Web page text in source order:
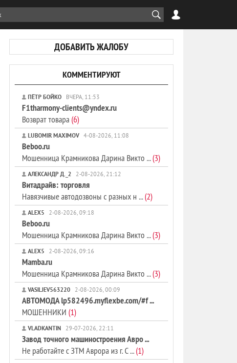
ДОБАВИТЬ ЖАЛОБУ
КОММЕНТИРУЮТ
ПЁТР БОЙКО ВЧЕРА, 11:53
F1tharmony-clients@yndex.ru
Возврат товара(6)
LUBOMIR MAXIMOV 4-08-2026, 11:08
Beboo.ru
Мошенница Крамникова Дарина Викто ...(3)
АЛЕКСАНДР Д._2 2-08-2026, 21:12
Витадрайв: торговля
Навязчивые автодозвоны с разных н ...(2)
ALEX5 2-08-2026, 09:18
Beboo.ru
Мошенница Крамникова Дарина Викто ...(3)
ALEX5 2-08-2026, 09:16
Mamba.ru
Мошенница Крамникова Дарина Викто ...(3)
VASILJEV563220 2-08-2026, 00:09
АВТОМОДА lp582496.myflexbe.com/#f ...
МОШЕННИКИ (1)
VLADKANTIN 29-07-2026, 22:11
Завод точного машиностроения Авро ...
Не работайте с ЗТМ Аврора из г. С ...(1)